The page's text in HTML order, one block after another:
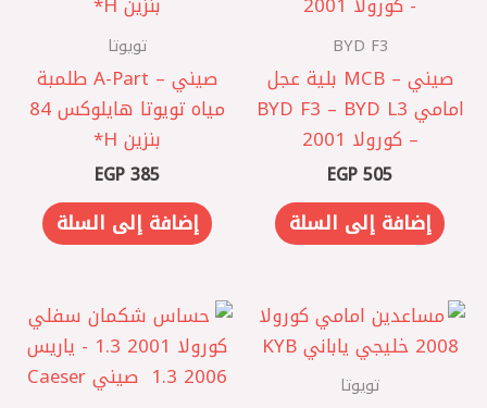
BYD F3
صيني – MCB بلية عجل
امامي BYD F3 – BYD L3
– كورولا 2001
EGP505
إضافة إلى السلة
تويوتا
صيني – A-Part طلمبة
مياه تويوتا هايلوكس 84
بنزين H*
EGP385
إضافة إلى السلة
تويوتا